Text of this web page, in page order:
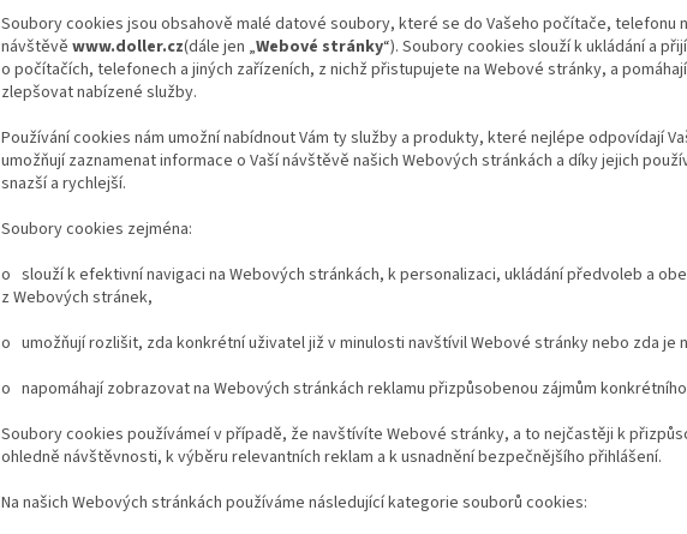
Soubory cookies jsou obsahově malé datové soubory, které se do Vašeho počítače, telefonu
návštěvě www.doller.cz(dále jen „Webové stránky“). Soubory cookies slouží k ukládání a
o počítačích, telefonech a jiných zařízeních, z nichž přistupujete na Webové stránky, a
zlepšovat nabízené služby.
Používání cookies nám umožní nabídnout Vám ty služby a produkty, které nejlépe odpovídají
umožňují zaznamenat informace o Vaší návštěvě našich Webových stránkách a díky jejich
snazší a rychlejší.
Soubory cookies zejména:
o slouží k efektivní navigaci na Webových stránkách, k personalizaci, ukládání předvoleb a
z Webových stránek,
o umožňují rozlišit, zda konkrétní uživatel již v minulosti navštívil Webové stránky nebo zda je
o napomáhají zobrazovat na Webových stránkách reklamu přizpůsobenou zájmům
Soubory cookies používámeí v případě, že navštívíte Webové stránky, a to nejčastěji k
ohledně návštěvnosti, k výběru relevantních reklam a k usnadnění bezpečnějšího přihlášení.
Na našich Webových stránkách používáme následující kategorie souborů cookies: